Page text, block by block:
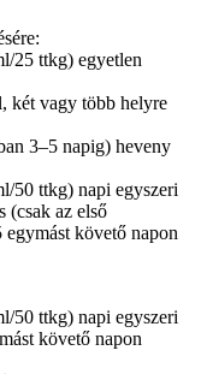
25 ttkg) egyetlen
két vagy több helyre
3–5 napig) heveny
50 ttkg) napi egyszeri
(csak az első
egymást követő napon
50 ttkg) napi egyszeri
követő napon